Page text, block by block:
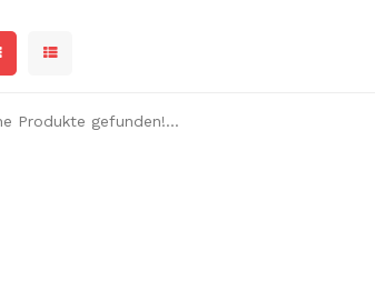
Produkte gefunden!...